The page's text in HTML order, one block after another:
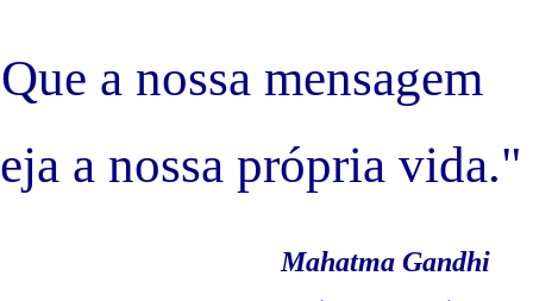
Que a nossa mensagem
a nossa própria vida."
Mahatma Gandhi